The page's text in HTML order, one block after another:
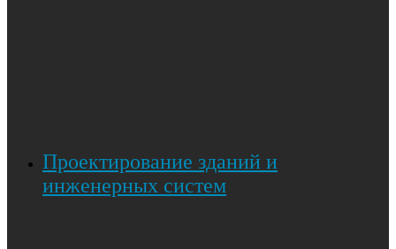
Проектирование зданий и
инженерных систем